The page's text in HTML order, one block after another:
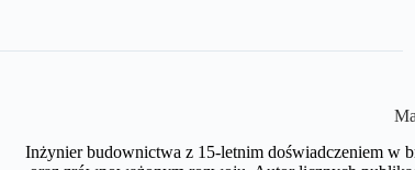
Inżynier budownictwa z 15-letnim doświadczeniem w